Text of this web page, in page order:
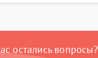
остались вопросы?